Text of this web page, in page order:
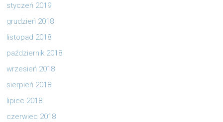
styczeń 2019
grudzień 2018
listopad 2018
październik 2018
wrzesień 2018
sierpień 2018
lipiec 2018
czerwiec 2018